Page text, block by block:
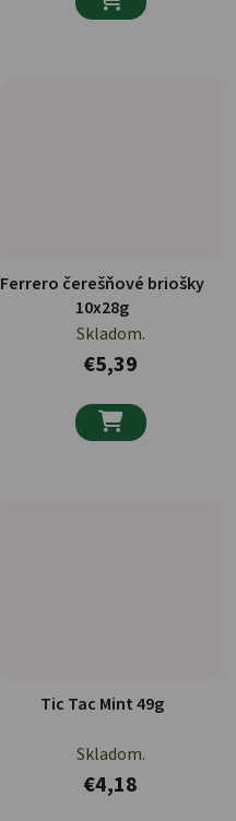
Ferrero čerešňové briošky
10x28g
Skladom.
€5,39

Tic Tac Mint 49g
Skladom.
€4,18